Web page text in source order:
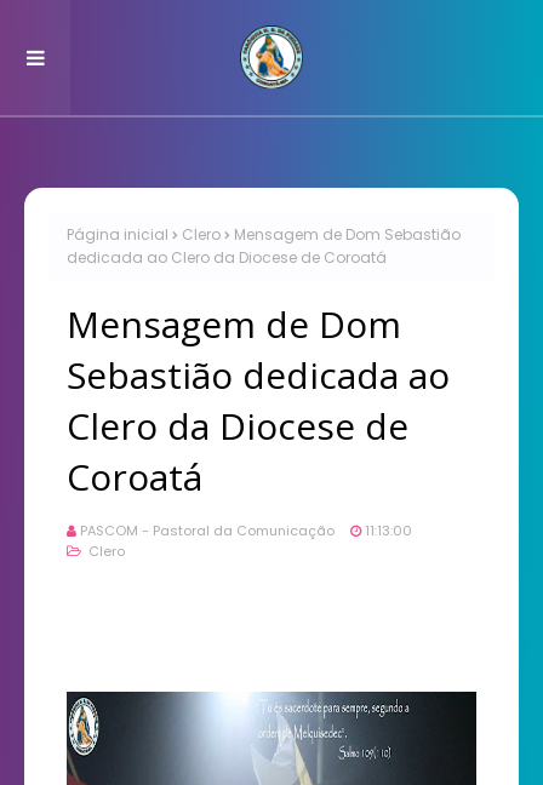
Página inicial Clero
Mensagem de Dom Sebastião
dedicada ao Clero da Diocese de Coroatá
Mensagem de Dom
Sebastião dedicada ao
Clero da Diocese de
Coroatá
PASCOM - Pastoral da Comunicação
11:13:00
Clero